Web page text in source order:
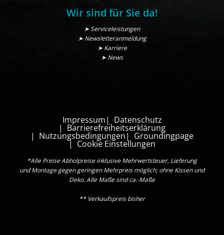
Wir sind für Sie da!
➤ Serviceleistungen
➤ Newsletteranmeldung
➤ Karriere
➤ News
Impressum Datenschutz
Barrierefreiheitserklärung
Nutzungsbedingungen Groundingpage
Cookie Einstellungen
*Alle Preise Abholpreise inklusive Mehrwertsteuer, Lieferung
und Montage gegen geringen Mehrpreis möglich; ohne Kissen und
Deko. Alle Maße sind ca.-Maße
** Verkaufspreis bisher